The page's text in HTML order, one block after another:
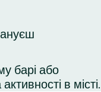
барі або
в місті.